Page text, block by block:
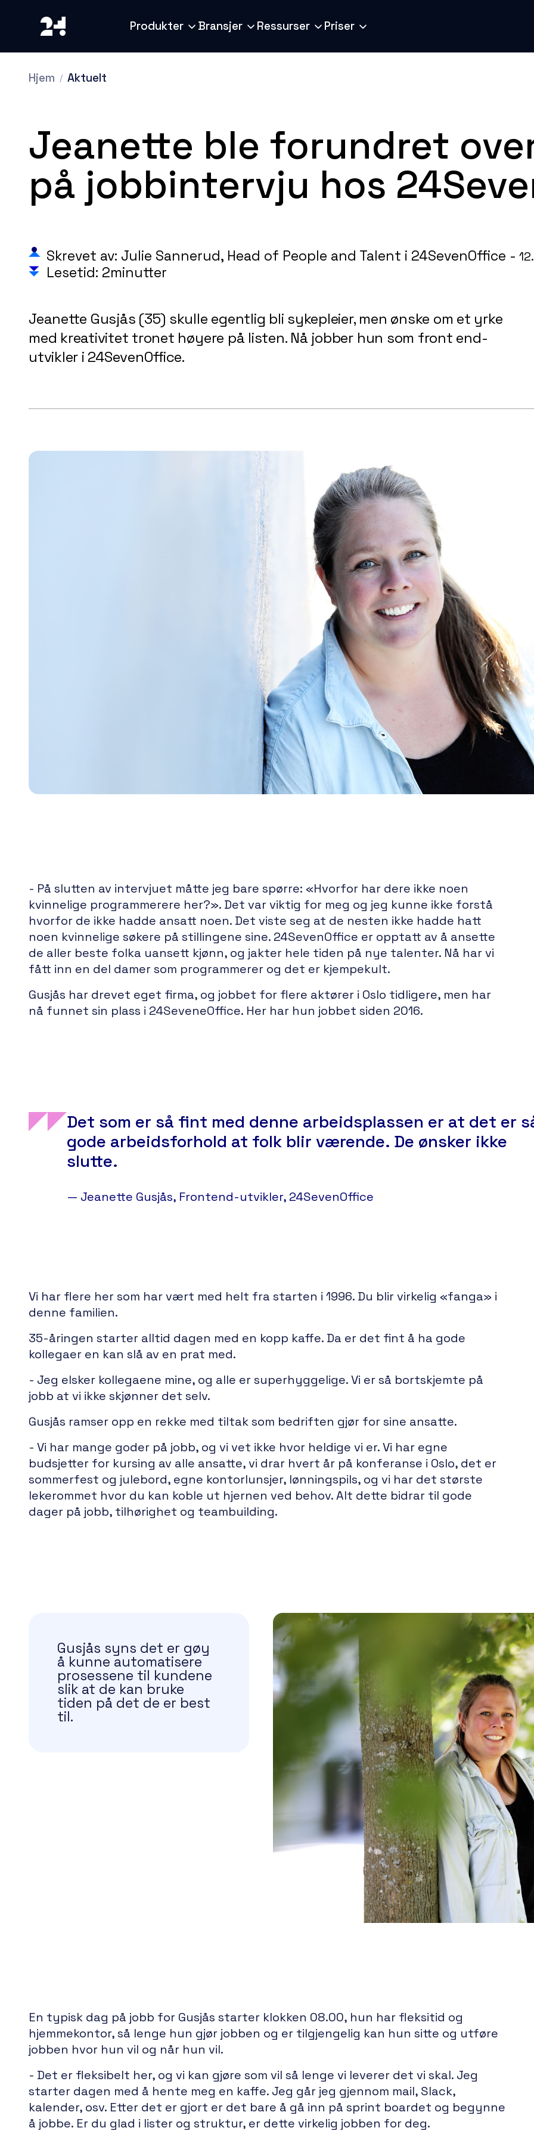
Produkter Bransjer Ressurser Priser
Hjem Aktuelt
Jeanette ble forundret
på jobbintervju hos
Skrevet av: Julie Sannerud, Head of People and Talent i 24SevenOffice -
Lesetid: 2minutter
Jeanette Gusjås (35) skulle egentlig bli sykepleier, men ønske om et yrke
med kreativitet tronet høyere på listen. Nå jobber hun som front end-
utvikler i 24SevenOffice.
- På slutten av intervjuet måtte jeg bare spørre: «Hvorfor har dere ikke noen
kvinnelige programmerere her?». Det var viktig for meg og jeg kunne ikke forstå
hvorfor de ikke hadde ansatt noen. Det viste seg at de nesten ikke hadde hatt
noen kvinnelige søkere på stillingene sine. 24SevenOffice er opptatt av å ansette
de aller beste folka uansett kjønn, og jakter hele tiden på nye talenter. Nå har vi
fått inn en del damer som programmerer og det er kjempekult.
Gusjås har drevet eget firma, og jobbet for flere aktører i Oslo tidligere, men har
nå funnet sin plass i 24SeveneOffice. Her har hun jobbet siden 2016.
Det som er så fint med denne arbeidsplassen er at det er
gode arbeidsforhold at folk blir værende. De ønsker ikke
slutte.
— Jeanette Gusjås, Frontend-utvikler, 24SevenOffice
Vi har flere her som har vært med helt fra starten i 1996. Du blir virkelig «fanga» i
denne familien.
35-åringen starter alltid dagen med en kopp kaffe. Da er det fint å ha gode
kollegaer en kan slå av en prat med.
- Jeg elsker kollegaene mine, og alle er superhyggelige. Vi er så bortskjemte på
jobb at vi ikke skjønner det selv.
Gusjås ramser opp en rekke med tiltak som bedriften gjør for sine ansatte.
- Vi har mange goder på jobb, og vi vet ikke hvor heldige vi er. Vi har egne
budsjetter for kursing av alle ansatte, vi drar hvert år på konferanse i Oslo, det er
sommerfest og julebord, egne kontorlunsjer, lønningspils, og vi har det største
lekerommet hvor du kan koble ut hjernen ved behov. Alt dette bidrar til gode
dager på jobb, tilhørighet og teambuilding.
Gusjås syns det er gøy
å kunne automatisere
prosessene til kundene
slik at de kan bruke
tiden på det de er best
til.
En typisk dag på jobb for Gusjås starter klokken 08.00, hun har fleksitid og
hjemmekontor, så lenge hun gjør jobben og er tilgjengelig kan hun sitte og utføre
jobben hvor hun vil og når hun vil.
- Det er fleksibelt her, og vi kan gjøre som vil så lenge vi leverer det vi skal. Jeg
starter dagen med å hente meg en kaffe. Jeg går jeg gjennom mail, Slack,
kalender, osv. Etter det er gjort er det bare å gå inn på sprint boardet og begynne
å jobbe. Er du glad i lister og struktur, er dette virkelig jobben for deg.